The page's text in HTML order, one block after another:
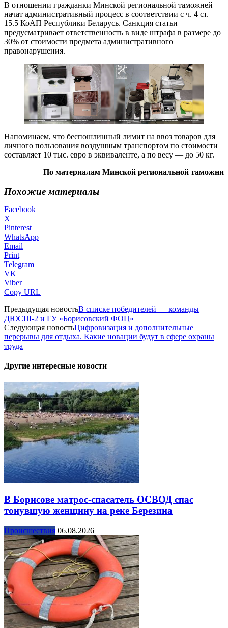
В отношении гражданки Минской региональной таможней
начат административный процесс в соответствии с ч. 4 ст.
15.5 КоАП Республики Беларусь. Санкция статьи
предусматривает ответственность в виде штрафа в размере до
30% от стоимости предмета административного
правонарушения.
Напоминаем, что беспошлинный лимит на ввоз товаров для
личного пользования воздушным транспортом по стоимости
составляет 10 тыс. евро в эквиваленте, а по весу — до 50 кг.
По материалам Минской региональной таможни
Похожие материалы
Facebook
X
Pinterest
WhatsApp
Email
Print
Telegram
VK
Viber
Copy URL
Предыдущая новостьВ списке победителей — команды
ДЮСШ-2 и ГУ «Борисовский ФОЦ»
Следующая новостьЦифровизация и дополнительные
перерывы для отдыха. Какие новации будут в сфере охраны
труда
Другие интересные новости
В Борисове матрос-спасатель ОСВОД спас
тонувшую женщину на реке Березина
Происшествия 06.08.2026